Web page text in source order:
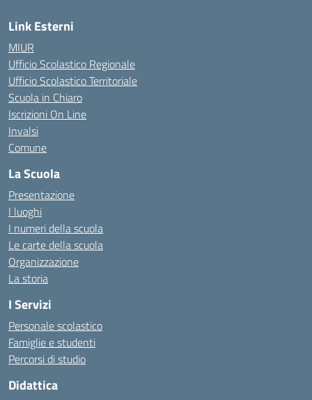
Link Esterni
MIUR
Ufficio Scolastico Regionale
Ufficio Scolastico Territoriale
Scuola in Chiaro
Iscrizioni On Line
Invalsi
Comune
La Scuola
Presentazione
I luoghi
I numeri della scuola
Le carte della scuola
Organizzazione
La storia
I Servizi
Personale scolastico
Famiglie e studenti
Percorsi di studio
Didattica